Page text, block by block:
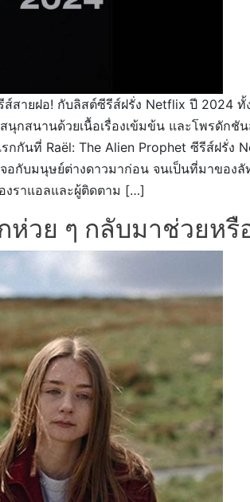
สายฝอ! กับลิสต์ซีรีส์ฝรั่ง Netflix ปี 2024
สนานด้วยเนื้อเรื่องเข้มข้น และโพรดักชั
กกันที่ Raël: The Alien Prophet ซีรีส์ฝรั่
กับมนุษย์ต่างดาวมาก่อน จนเป็นที่มาของ
งราแอลและผู้ติดตาม […]
วย ๆ กลับมาช่วยหรื